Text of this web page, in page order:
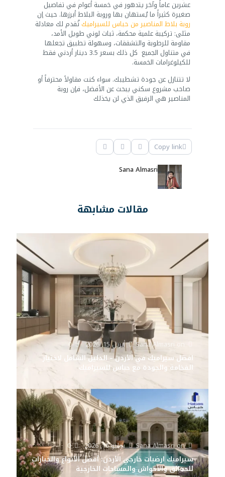
عشرين عاماً وآخر يتدهور في خمسة أعوام في تفاصيل
صغيرة كثيراً ما يُستهان بها وروبة البلاط أبرزها. حيث إن
روبة بلاط المناصير من حباس للسيراميكتُقدم لك معادلة
مثلى: تركيبة علمية محكمة، ثبات لوني طويل الأمد،
مقاومة للرطوبة والتشققات، وسهولة تطبيق تجعلها
في متناول الجميع كل ذلك بسعر 3.5 دينار أردني فقط
للكيلوغرامات الخمسة.
لا تتنازل عن جودة تشطيبك. سواء كنت مقاولاً محترفاً أو
صاحب مشروع سكني يبحث عن الأفضل، فإن روبة
المناصير هي الرفيق الذي لن يخذلك
Copy link
Sana Almasri
مقالات مشابهة
Sana Almasri on أبريل 15, 2026
0
افضل سيراميك في الأردن – الدليل الشامل لاختيار
الفخامة والجودة مع حباس للسيراميك
Sana Almasrion يوليو 16, 2026
0
سيراميك ارضيات خارجي الأردن: أفضل الأنواع والخيارات
للحدائق والأحواش والمساحات الخارجية